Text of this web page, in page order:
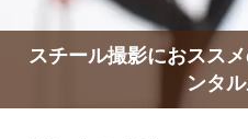
スチール撮影におスス
ンタ